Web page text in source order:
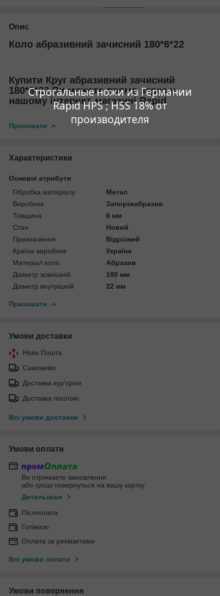
Строгальные ножи из Германии
Rapid HPS ; HSS 18% от
производителя
Опис
Коло абразивний зачисний 180*6*22
Купити Круг абразивний зачисний
180*6*22 Ви можете прямо зараз у
нашому інтернет-магазині Rapid
Приховати
Характеристики
Основні атрибути
Обробка матеріалу
Метал
Виробник
Запоріжабразив
Товщина
6 мм
Стан
Новий
Призначення
Відрізний
Країна виробник
Україна
Матеріал кола
Абразив
Діаметр зовнішній
180 мм
Діаметр внутрішній
22 мм
Приховати
Умови доставки
Нова Пошта
Самовивіз
Доставка кур'єром
Доставка поштою
Всі умови доставки
Умови оплати
Ви отримаєте замовлення
або гроші повернуться на вашу картку
Детальніше
Післяплата
Готівкою
Оплата за реквізитами
Всі умови оплати
Умови повернення